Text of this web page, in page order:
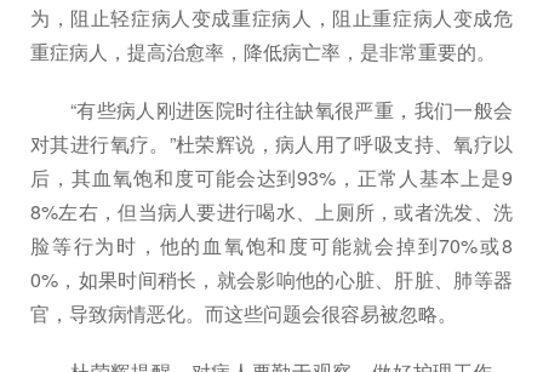
为，阻止轻症病人变成重症病人，阻止重症病人变成危
重症病人，提高治愈率，降低病亡率，是非常重要的。
“有些病人刚进医院时往往缺氧很严重，我们一般会
对其进行氧疗。”杜荣辉说，病人用了呼吸支持、氧疗以
后，其血氧饱和度可能会达到93%，正常人基本上是9
8%左右，但当病人要进行喝水、上厕所，或者洗发、洗
脸等行为时，他的血氧饱和度可能就会掉到70%或8
0%，如果时间稍长，就会影响他的心脏、肝脏、肺等器
官，导致病情恶化。而这些问题会很容易被忽略。